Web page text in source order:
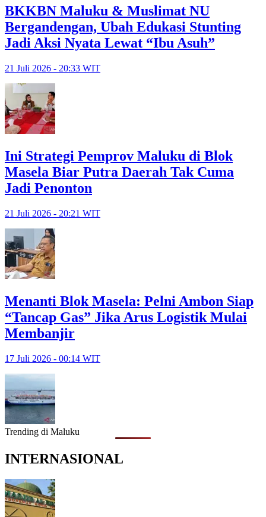
BKKBN Maluku & Muslimat NU
Bergandengan, Ubah Edukasi Stunting
Jadi Aksi Nyata Lewat “Ibu Asuh”
21 Juli 2026 - 20:33 WIT
Ini Strategi Pemprov Maluku di Blok
Masela Biar Putra Daerah Tak Cuma
Jadi Penonton
21 Juli 2026 - 20:21 WIT
Menanti Blok Masela: Pelni Ambon Siap
“Tancap Gas” Jika Arus Logistik Mulai
Membanjir
17 Juli 2026 - 00:14 WIT
Trending di Maluku
INTERNASIONAL